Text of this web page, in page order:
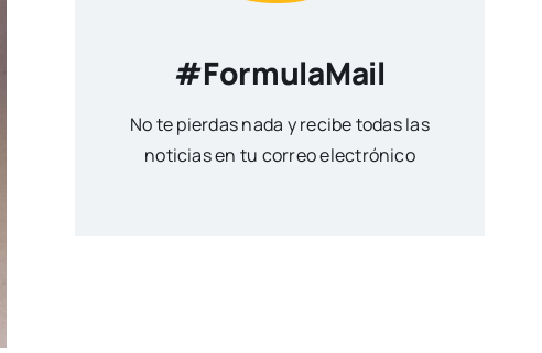
#FormulaMail
No te pierdas nada y recibe todas las
noticias en tu correo electrónico